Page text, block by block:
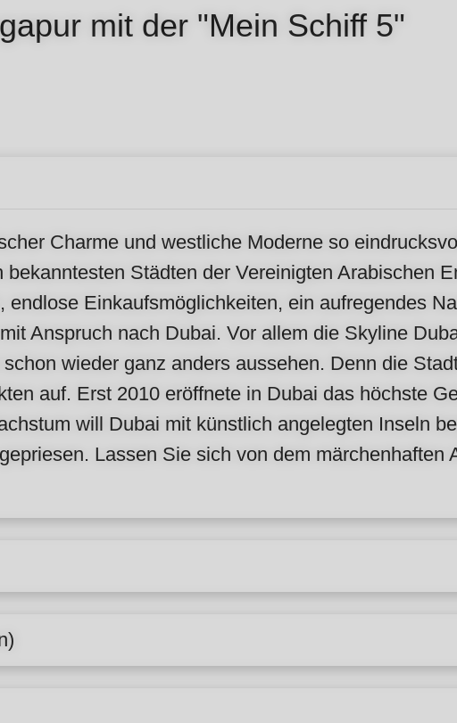
mit der "Mein Schiff 5"
Charme und westliche Moderne so
Städten der Vereinigten Arabischen
endlose Einkaufsmöglichkeiten, ein aufregendes
Anspruch nach Dubai. Vor allem die Skyline
wieder ganz anders aussehen. Denn die
auf. Erst 2010 eröffnete in Dubai das höchste
will Dubai mit künstlich angelegten Inseln
Lassen Sie sich von dem märchenhaften